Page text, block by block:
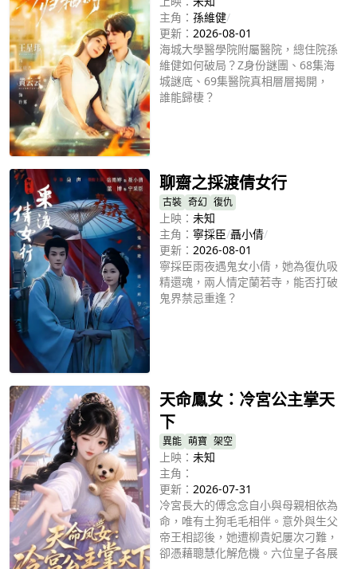
主角： 孫維健/
更新： 2026-08-01
海城大學醫學院附屬醫院，總住院孫
維健如何破局？Z身份謎團、68集海
城謎底、69集醫院真相層層揭開，
誰能歸棲？
聊齋之採渡倩女行
古裝 奇幻 復仇
上映： 未知
主角： 寧採臣/聶小倩/
更新： 2026-08-01
寧採臣雨夜遇鬼女小倩，她為復仇吸
精還魂，兩人情定蘭若寺，能否打破
鬼界禁忌重逢？
天命鳳女：冷宮公主掌天
下
異能 萌寶 架空
上映： 未知
主角：
更新： 2026-07-31
冷宮長大的傅念念自小與母親相依為
命，唯有土狗毛毛相伴。意外與生父
帝王相認後，她遭柳貴妃屢次刁難，
卻憑藉聰慧化解危機。六位皇子各展